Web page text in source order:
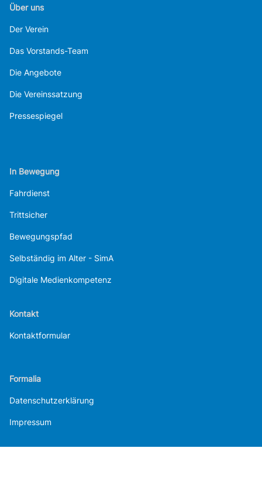
Über uns
Der Verein
Das Vorstands-Team
Die Angebote
Die Vereinssatzung
Pressespiegel
In Bewegung
Fahrdienst
Trittsicher
Bewegungspfad
Selbständig im Alter - SimA
Digitale Medienkompetenz
Kontakt
Kontaktformular
Formalia
Datenschutzerklärung
Impressum